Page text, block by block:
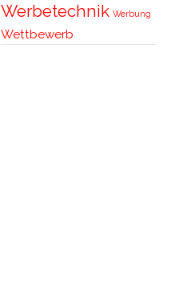
Werbetechnik Werbung
Wettbewerb